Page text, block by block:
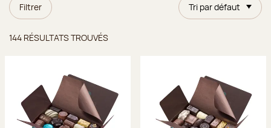
Filtrer Tri par défaut
144 RÉSULTATS TROUVÉS